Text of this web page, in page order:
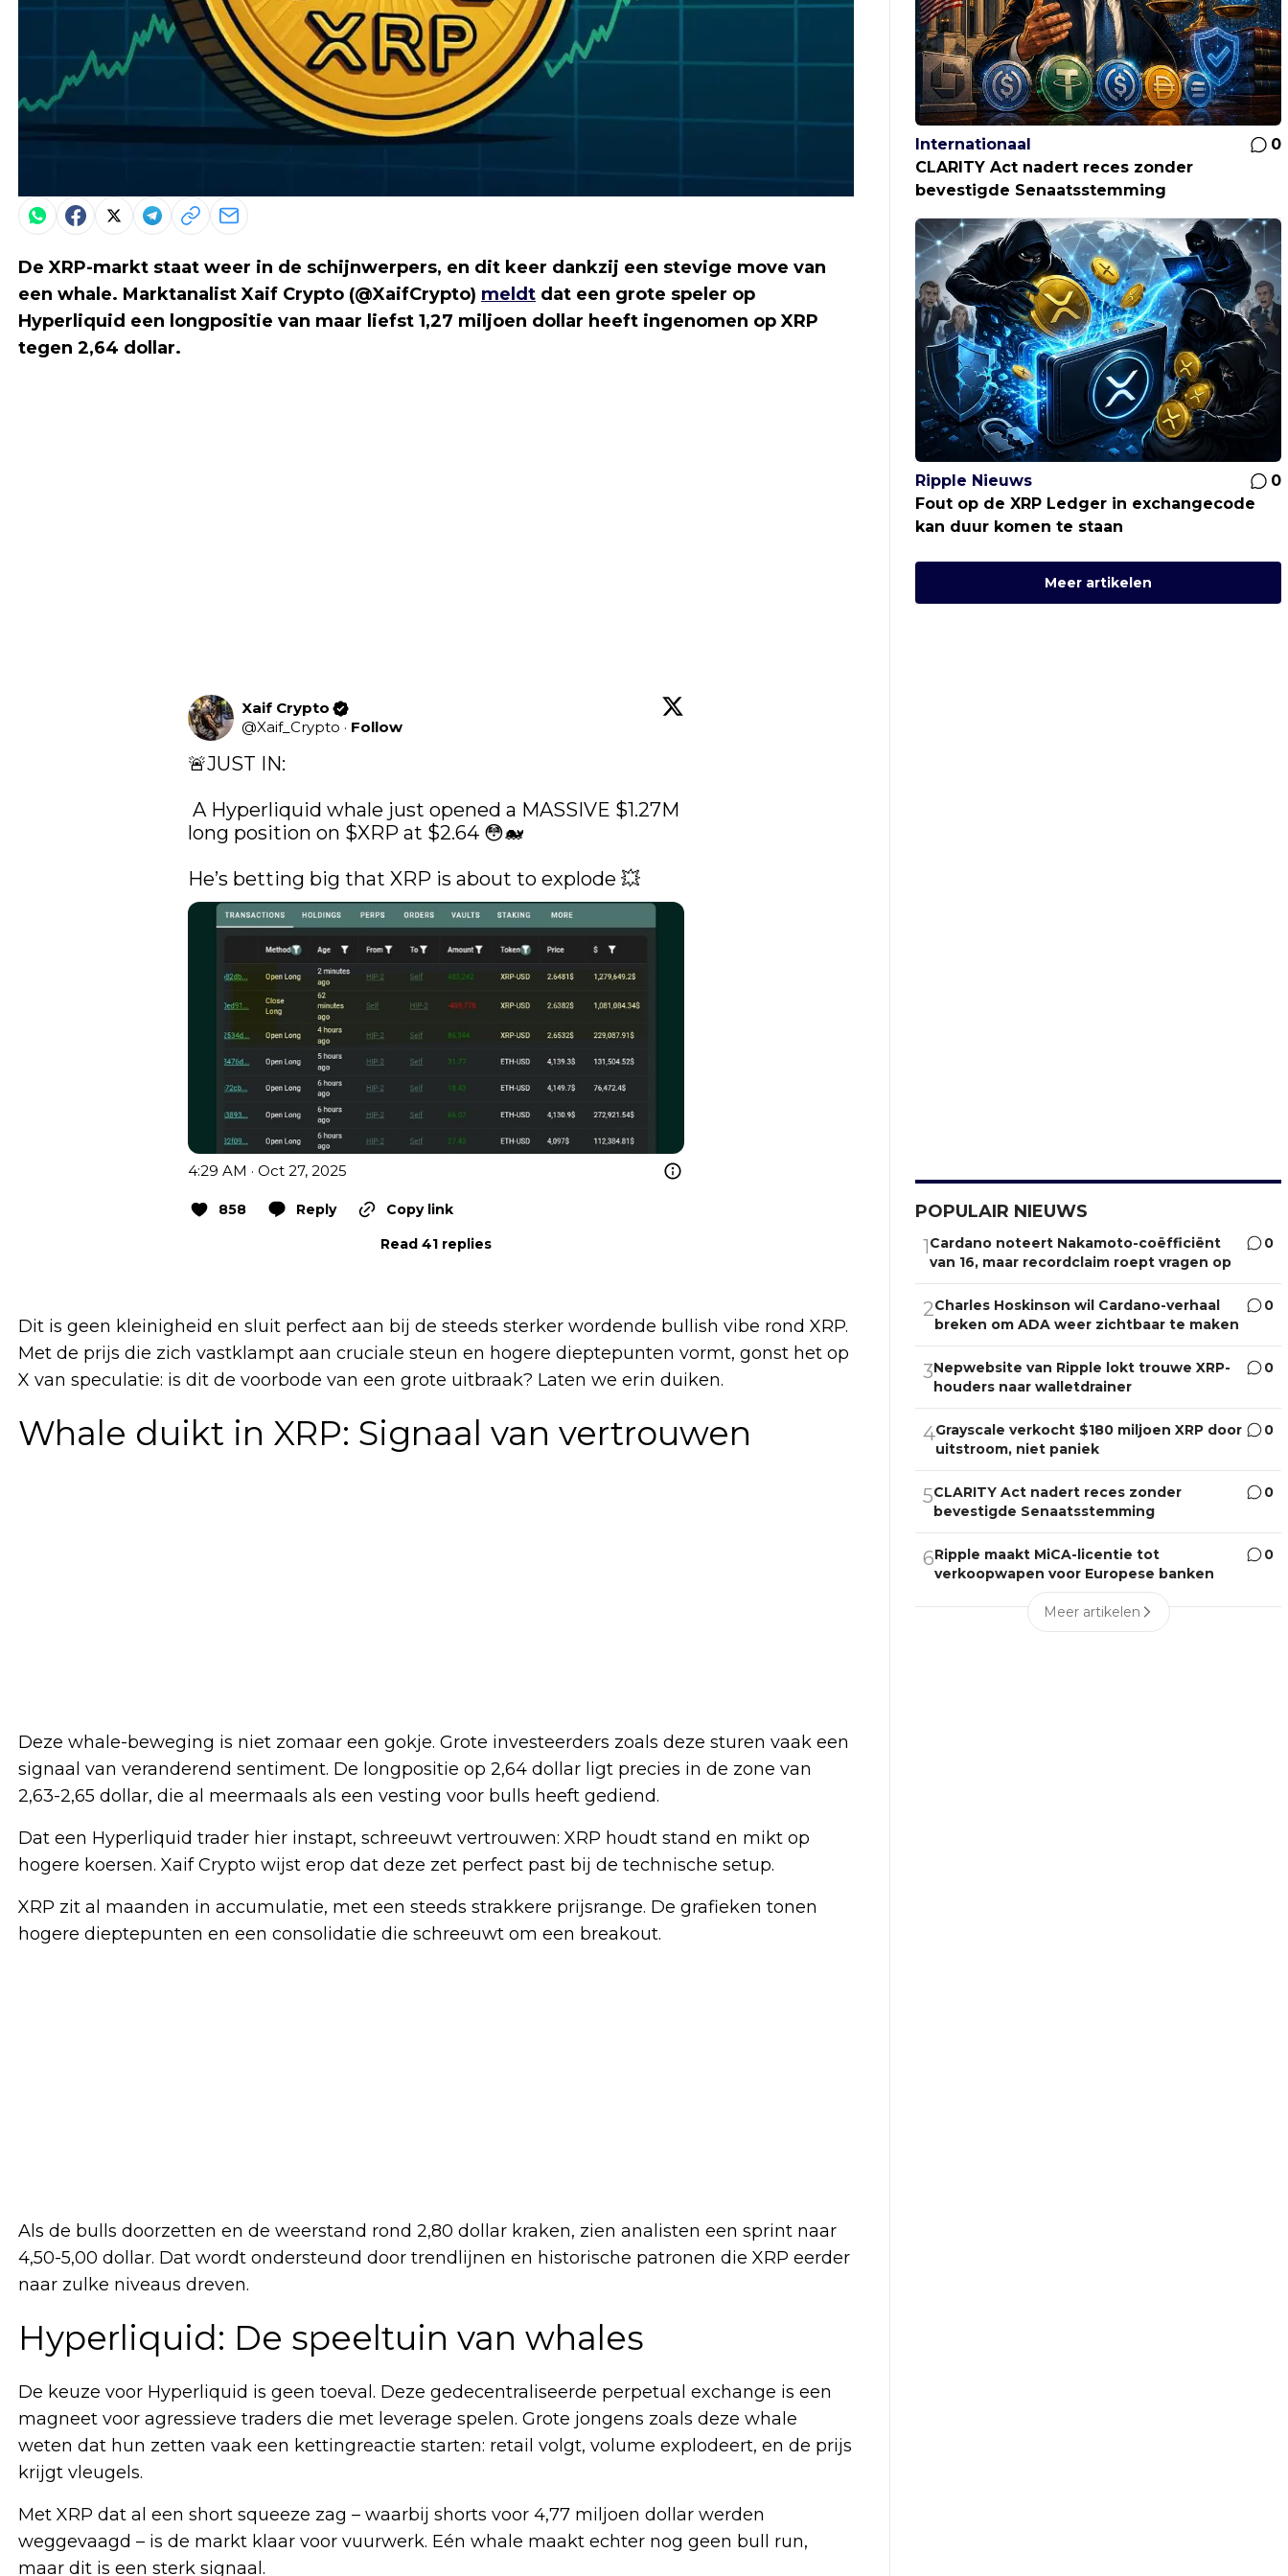
De XRP-markt staat weer in de schijnwerpers, en dit keer dankzij een stevige move van
een whale. Marktanalist Xaif Crypto (@XaifCrypto) meldt dat een grote speler op
Hyperliquid een longpositie van maar liefst 1,27 miljoen dollar heeft ingenomen op XRP
tegen 2,64 dollar.
Xaif Crypto
@Xaif_Crypto · Follow
🚨JUST IN:
long position on $XRP at $2.64 😳🐋
He’s betting big that XRP is about to explode 💥
4:29 AM · Oct 27, 2025
858 Reply
Copy link
Read 41 replies
Dit is geen kleinigheid en sluit perfect aan bij de steeds sterker wordende bullish vibe rond XRP.
Met de prijs die zich vastklampt aan cruciale steun en hogere dieptepunten vormt, gonst het op
X van speculatie: is dit de voorbode van een grote uitbraak? Laten we erin duiken.
Whale duikt in XRP: Signaal van vertrouwen
Deze whale-beweging is niet zomaar een gokje. Grote investeerders zoals deze sturen vaak een
signaal van veranderend sentiment. De longpositie op 2,64 dollar ligt precies in de zone van
2,63-2,65 dollar, die al meermaals als een vesting voor bulls heeft gediend.
Dat een Hyperliquid trader hier instapt, schreeuwt vertrouwen: XRP houdt stand en mikt op
hogere koersen. Xaif Crypto wijst erop dat deze zet perfect past bij de technische setup.
XRP zit al maanden in accumulatie, met een steeds strakkere prijsrange. De grafieken tonen
hogere dieptepunten en een consolidatie die schreeuwt om een breakout.
Als de bulls doorzetten en de weerstand rond 2,80 dollar kraken, zien analisten een sprint naar
4,50-5,00 dollar. Dat wordt ondersteund door trendlijnen en historische patronen die XRP eerder
naar zulke niveaus dreven.
Hyperliquid: De speeltuin van whales
De keuze voor Hyperliquid is geen toeval. Deze gedecentraliseerde perpetual exchange is een
magneet voor agressieve traders die met leverage spelen. Grote jongens zoals deze whale
weten dat hun zetten vaak een kettingreactie starten: retail volgt, volume explodeert, en de prijs
krijgt vleugels.
Met XRP dat al een short squeeze zag – waarbij shorts voor 4,77 miljoen dollar werden
weggevaagd – is de markt klaar voor vuurwerk. Eén whale maakt echter nog geen bull run,
maar dit is een sterk signaal.
Internationaal
0
CLARITY Act nadert reces zonder
bevestigde Senaatsstemming
Ripple Nieuws
0
Fout op de XRP Ledger in exchangecode
kan duur komen te staan
Meer artikelen
POPULAIR NIEUWS
1Cardano noteert Nakamoto-coëfficiënt
van 16, maar recordclaim roept vragen op
0
2Charles Hoskinson wil Cardano-verhaal
breken om ADA weer zichtbaar te maken
0
3Nepwebsite van Ripple lokt trouwe XRP-
houders naar walletdrainer
0
4Grayscale verkocht $180 miljoen XRP door
uitstroom, niet paniek
0
5CLARITY Act nadert reces zonder
bevestigde Senaatsstemming
0
6Ripple maakt MiCA-licentie tot
verkoopwapen voor Europese banken
0
Meer artikelen